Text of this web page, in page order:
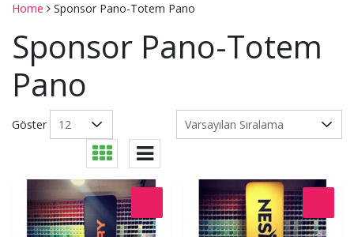
Home Sponsor Pano-Totem Pano
Sponsor Pano-Totem
Pano
Göster